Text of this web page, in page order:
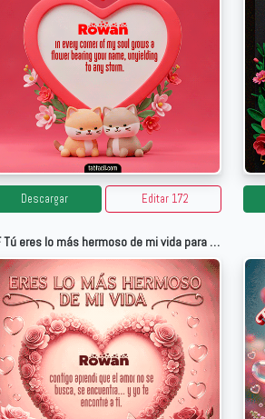
Descargar Editar 172
GIF Tú eres lo más hermoso de mi vida para Rowan